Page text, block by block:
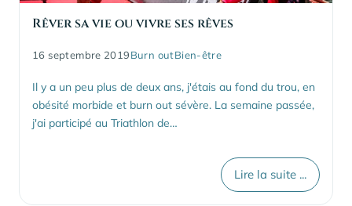
Rêver sa vie ou vivre ses rêves
16 septembre 2019Burn outBien-être
Il y a un peu plus de deux ans, j'étais au fond du trou, en
obésité morbide et burn out sévère. La semaine passée,
j'ai participé au Triathlon de…
Lire la suite ...